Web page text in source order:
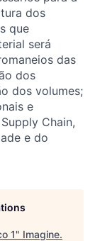
dos
que
será
das
dos
dos volumes;
e
Chain,
e do
1" Imagine.